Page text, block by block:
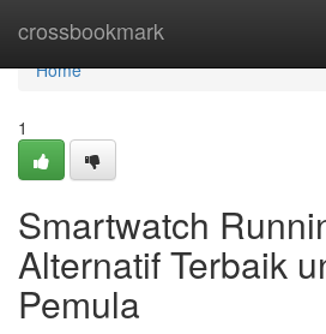
crossbookmark
Home
Home
1
Smartwatch
Alternatif Terbaik
Pemula